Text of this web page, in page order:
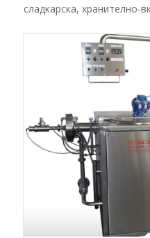
сладкарска, хранително-